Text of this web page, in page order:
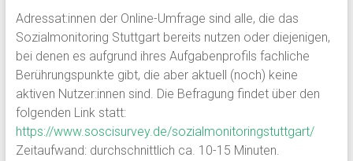
Adressat:innen der Online-Umfrage sind alle, die das
Sozialmonitoring Stuttgart bereits nutzen oder diejenigen,
bei denen es aufgrund ihres Aufgabenprofils fachliche
Berührungspunkte gibt, die aber aktuell (noch) keine
aktiven Nutzer:innen sind. Die Befragung findet über den
folgenden Link statt:
https://www.soscisurvey.de/sozialmonitoringstuttgart/
Zeitaufwand: durchschnittlich ca. 10-15 Minuten.